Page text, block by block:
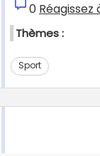
0
Thèmes :
Sport